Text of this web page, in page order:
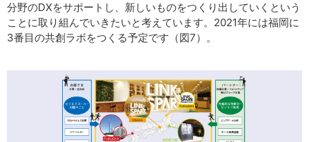
分野のDXをサポートし、新しいものをつくり出していくという
ことに取り組んでいきたいと考えています。2021年には福岡に
3番目の共創ラボをつくる予定です（図7）。